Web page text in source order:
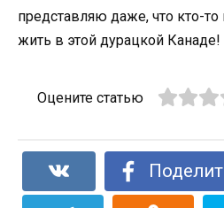
представляю даже, что кто-то
жить в этой дурацкой Канаде!
Оцените статью